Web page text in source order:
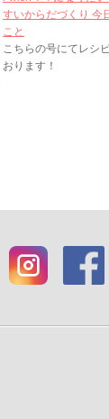
すいからだづくり 今
こと
こちらの号にてレシ
おります！